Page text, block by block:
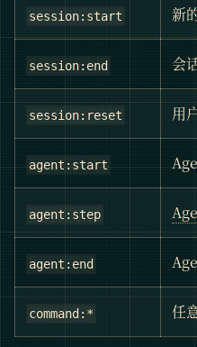
session:start 新
session:end 会
session:reset 用
agent:start
agent:step
agent:end
command:* 任